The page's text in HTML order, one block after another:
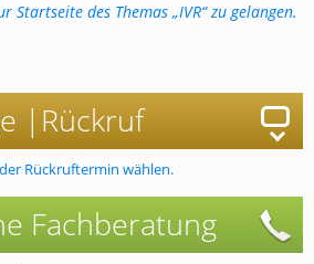
Startseite des Themas „IVR“ zu gelangen.
| Rückruf
Rückruftermin wählen.
Fachberatung